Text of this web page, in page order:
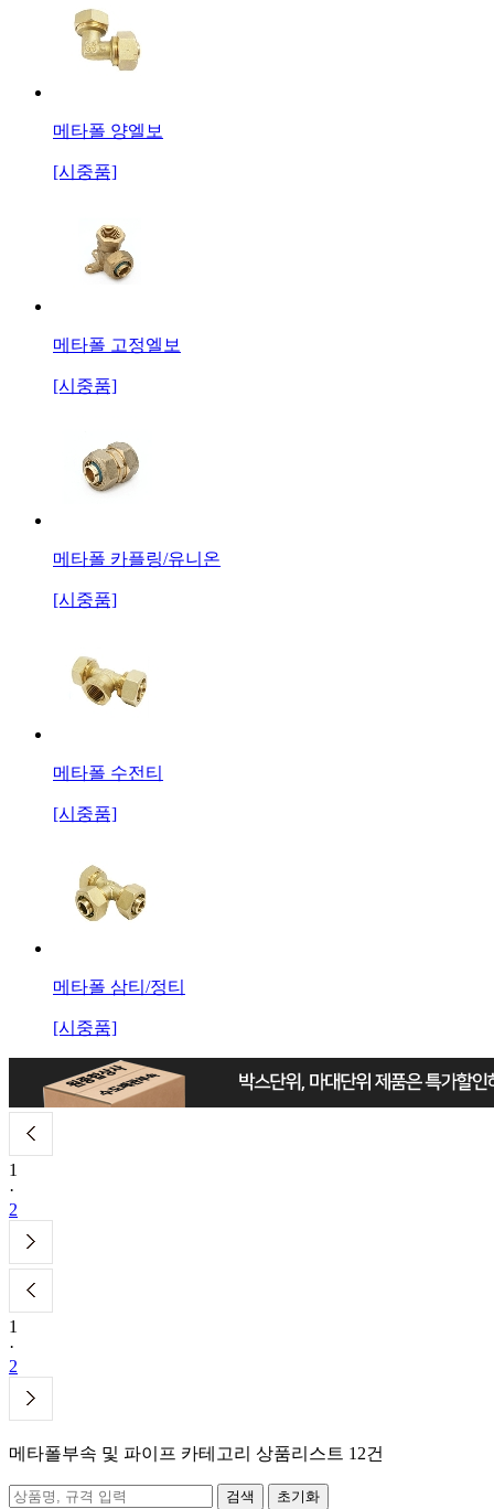
메타폴 양엘보
[시중품]
메타폴 고정엘보
[시중품]
메타폴 카플링/유니온
[시중품]
메타폴 수전티
[시중품]
메타폴 삼티/정티
[시중품]
1
·
2
1
·
2
메타폴부속 및 파이프 카테고리 상품리스트 12건
초기화